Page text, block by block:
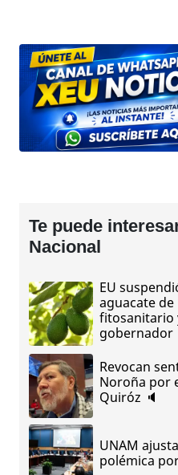
Te puede
Nacional
EU
aguacate
fitosanitario
gobernador
Revocan
Noroña por
Quiróz 🔈
UNAM
polémica